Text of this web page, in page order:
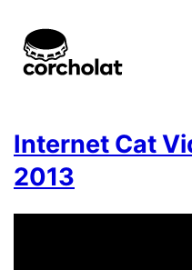
Internet Cat
2013